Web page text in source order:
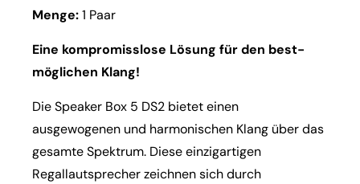
Menge:1 Paar
Eine kompromisslose Lösung für den best-
möglichen Klang!
Die Speaker Box 5 DS2 bietet einen
ausgewogenen und harmonischen Klang über das
gesamte Spektrum. Diese einzigartigen
Regallautsprecher zeichnen sich durch